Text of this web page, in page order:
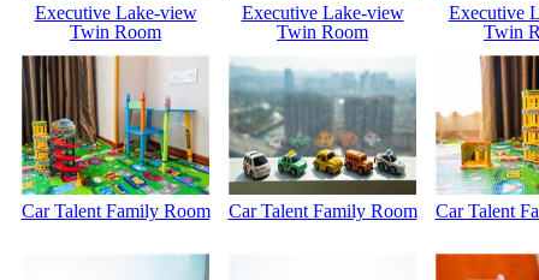
Executive Lake-view
Twin Room
Executive Lake-view
Twin Room
Executive
Twin
Car Talent Family Room Car Talent Family Room Car Talent